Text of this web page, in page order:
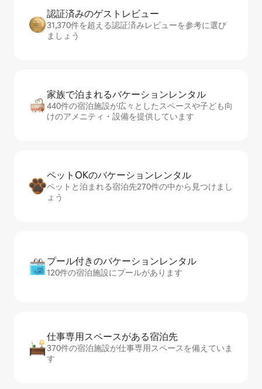
認証済みのゲ⁠ス⁠ト⁠レ⁠ビ⁠ュ⁠ー
31,370件を超える認証済みレビューを参考に選び
ましょう
家族で泊まれるバ⁠ケ⁠ー⁠シ⁠ョ⁠ンレ⁠ン⁠タ⁠ル
440件の宿泊施設が広々としたスペースや子ども向
けのアメニティ・設備を提供しています
ペットOKのバ⁠ケ⁠ー⁠シ⁠ョ⁠ンレ⁠ン⁠タ⁠ル
ペットと泊まれる宿泊先270件の中から見つけまし
ょう
プール付きのバ⁠ケ⁠ー⁠シ⁠ョ⁠ンレ⁠ン⁠タ⁠ル
120件の宿泊施設にプールがあります
仕事専用ス⁠ペ⁠ー⁠スがあ⁠る宿⁠泊⁠先
370件の宿泊施設が仕事専用スペースを備えていま
す